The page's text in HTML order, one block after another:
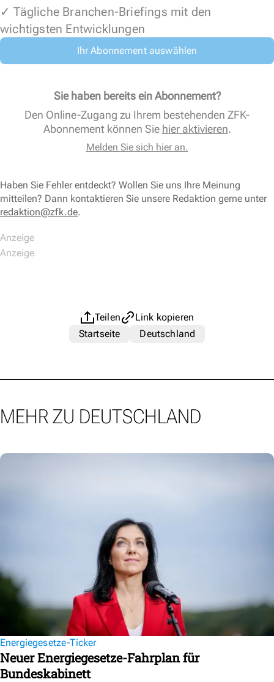
✓ Tägliche Branchen-Briefings mit den
wichtigsten Entwicklungen
Ihr Abonnement auswählen
Sie haben bereits ein Abonnement?
Den Online-Zugang zu Ihrem bestehenden ZFK-
Abonnement können Sie hier aktivieren.
Melden Sie sich hier an.
Haben Sie Fehler entdeckt? Wollen Sie uns Ihre Meinung
mitteilen? Dann kontaktieren Sie unsere Redaktion gerne unter
redaktion@zfk.de.
Teilen
Link kopieren
Startseite
Deutschland
MEHR ZU DEUTSCHLAND
Energiegesetze-Ticker
Neuer Energiegesetze-Fahrplan für
Bundeskabinett